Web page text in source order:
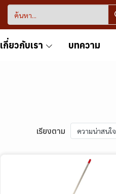
เกี่ยวกับเรา บทความ
เรียงตาม ความน่าสนใจ